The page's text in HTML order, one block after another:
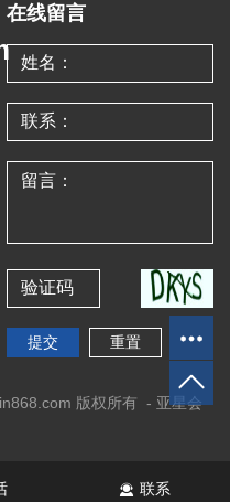
在线留言
版权所有 - 亚星会
联系